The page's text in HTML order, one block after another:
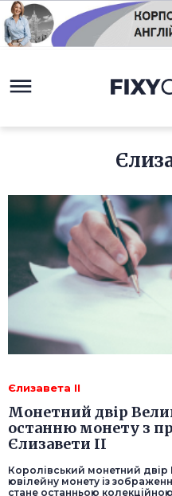
Єлизавета II
Монетний двір
останню монету з
Єлизавети II
Королівський монетний двір
ювілейну монету із
стане останньою